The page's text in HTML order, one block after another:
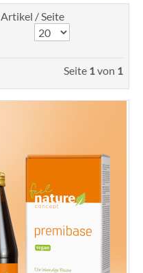
Artikel / Seite
Seite 1von 1